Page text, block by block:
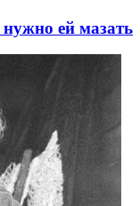
ей мазать